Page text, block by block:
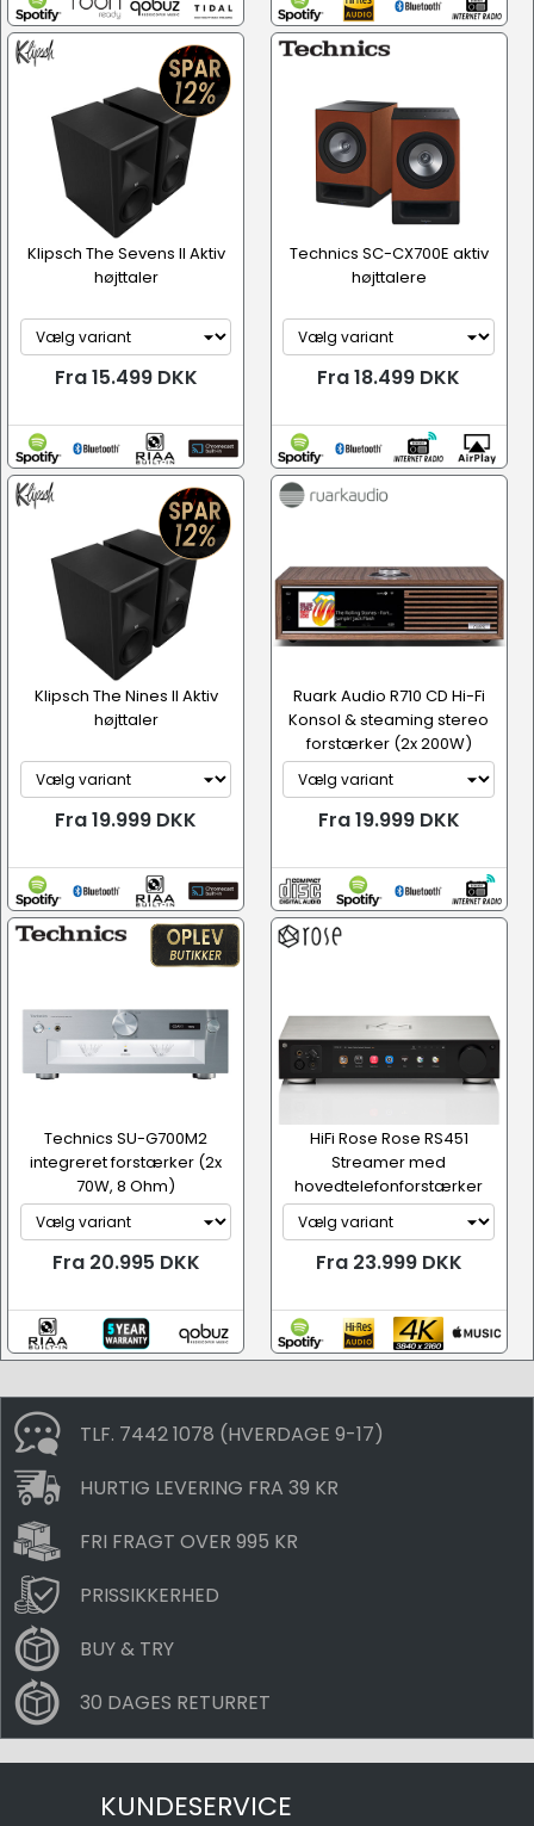
Klipsch The Sevens II Aktiv
højttaler
Fra 15.499 DKK
Technics SC-CX700E aktiv
højttalere
Fra 18.499 DKK
Klipsch The Nines II Aktiv
højttaler
Fra 19.999 DKK
Ruark Audio R710 CD Hi-Fi
Konsol & steaming stereo
forstærker (2x 200W)
Fra 19.999 DKK
Technics SU-G700M2
integreret forstærker (2x
70W, 8 Ohm)
Fra 20.995 DKK
HiFi Rose Rose RS451
Streamer med
hovedtelefonforstærker
Fra 23.999 DKK
TLF. 7442 1078 (HVERDAGE 9-17)
HURTIG LEVERING FRA 39 KR
FRI FRAGT OVER 995 KR
PRISSIKKERHED
BUY & TRY
30 DAGES RETURRET
KUNDESERVICE